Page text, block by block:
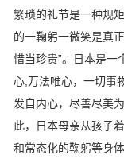
繁琐的礼节是一种规
的一鞠躬一微笑是真
惜当珍贵”。日本是一
心,万法唯心，一切事
发自内心，尽善尽美
此，日本母亲从孩子
和常态化的鞠躬等身